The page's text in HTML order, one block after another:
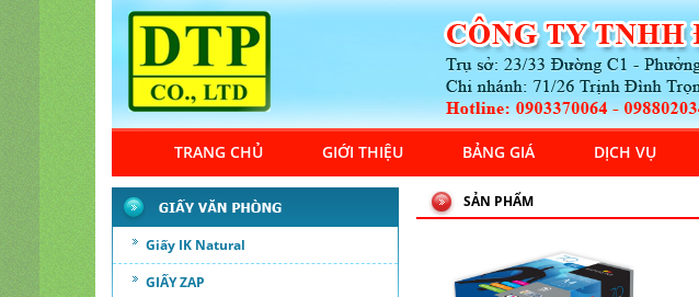
TRANG CHỦ GIỚI THIỆU BẢNG GIÁ DỊCH VỤ
Giấy IK Natural
GIẤY ZAP
SẢN PHẨM